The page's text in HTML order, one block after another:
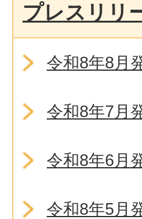
プレスリリ
令和8年8月
令和8年7月
令和8年6月
令和8年5月